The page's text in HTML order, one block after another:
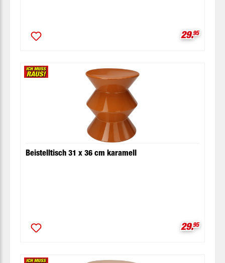
29.95
Beistelltisch 31 x 36 cm karamell
29.95